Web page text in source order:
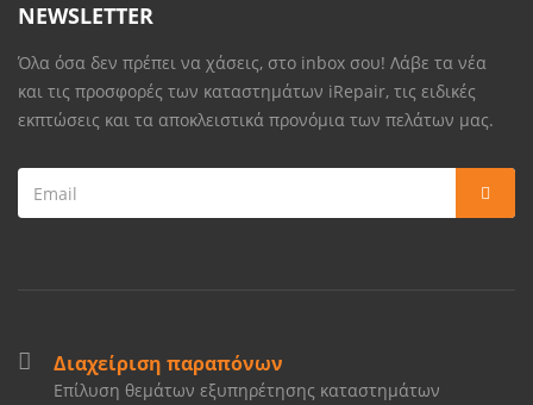
NEWSLETTER
Όλα όσα δεν πρέπει να χάσεις, στο inbox σου! Λάβε τα νέα
και τις προσφορές των καταστημάτων iRepair, τις ειδικές
εκπτώσεις και τα αποκλειστικά προνόμια των πελάτων μας.
Διαχείριση παραπόνων
Επίλυση θεμάτων εξυπηρέτησης καταστημάτων